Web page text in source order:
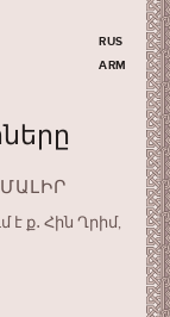
RUS
ARM
ք․ Հին Ղրիմ,